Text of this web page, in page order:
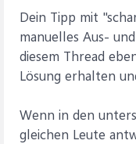
Dein Tipp mit
manuelles Aus-
diesem Thread
Lösung erhalten
Wenn in den
gleichen Leute